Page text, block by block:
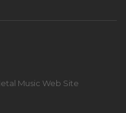
Music Web Site